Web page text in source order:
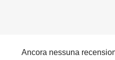
Ancora nessuna